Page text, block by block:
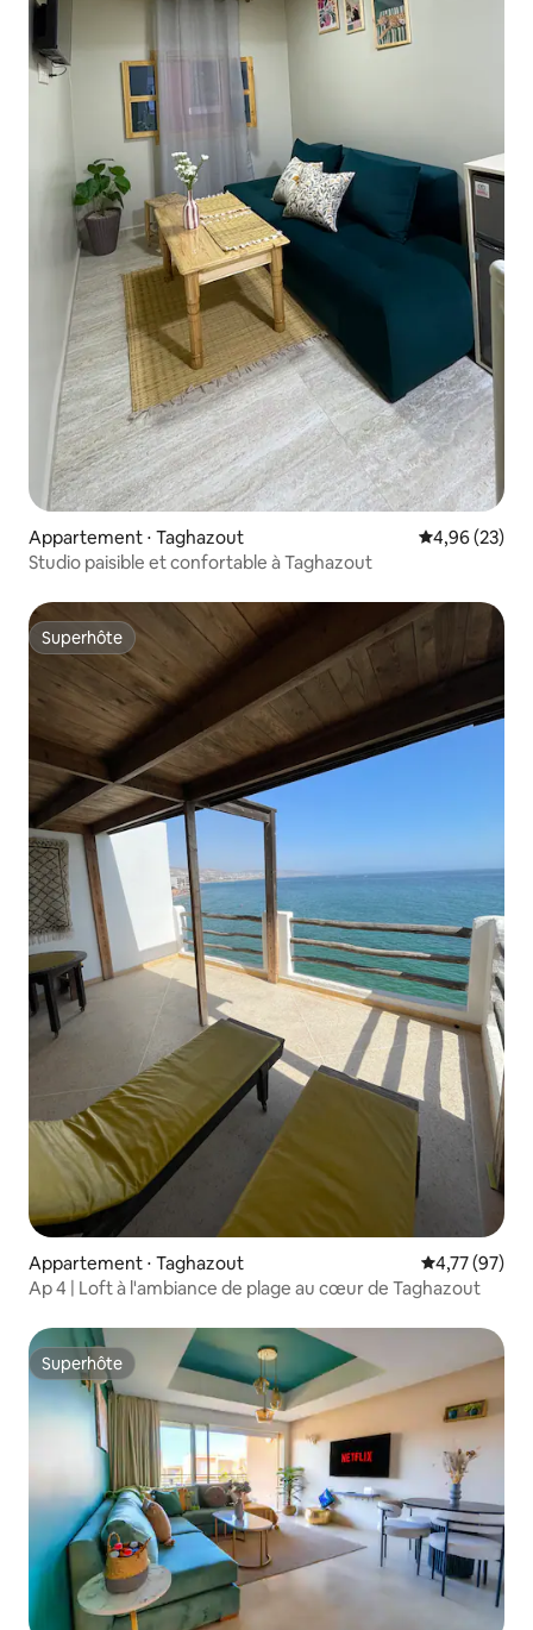
Appartement ⋅ Taghazout Évaluation
4,96 (23)
Studio paisible et confortable à Taghazout
Superhôte
Superhôte
Appartement ⋅ Taghazout Évaluation
4,77 (97)
Ap 4 | Loft à l'ambiance de plage au cœur de Taghazout
Superhôte
Superhôte